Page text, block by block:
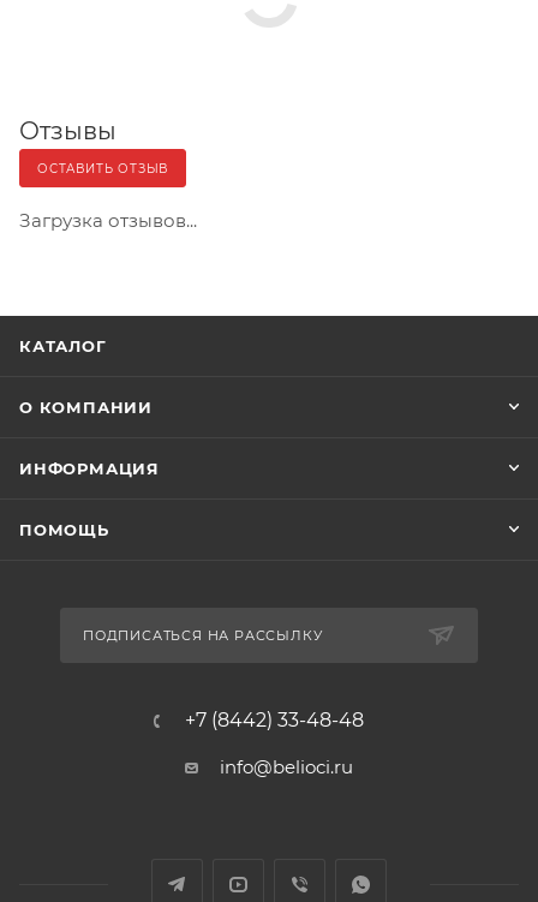
Отзывы
ОСТАВИТЬ ОТЗЫВ
Загрузка отзывов...
КАТАЛОГ
О КОМПАНИИ
ИНФОРМАЦИЯ
ПОМОЩЬ
ПОДПИСАТЬСЯ НА РАССЫЛКУ
+7 (8442) 33-48-48
info@belioci.ru